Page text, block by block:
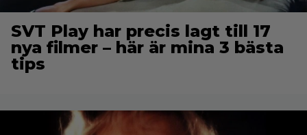
SVT Play har precis lagt till 17
nya filmer – här är mina 3 bästa
tips